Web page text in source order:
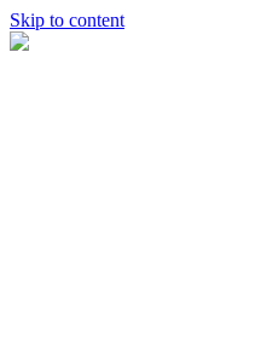
Skip to content